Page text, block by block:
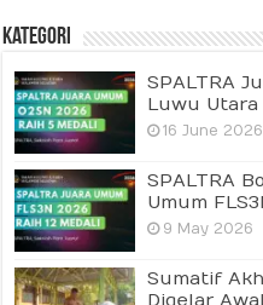
Kategori
SPALTRA
Luwu Utara
16 June 2026
SPALTRA
Umum
9 May 2026
Sumatif
Digelar